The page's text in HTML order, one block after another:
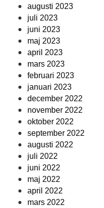
augusti 2023
juli 2023
juni 2023
maj 2023
april 2023
mars 2023
februari 2023
januari 2023
december 2022
november 2022
oktober 2022
september 2022
augusti 2022
juli 2022
juni 2022
maj 2022
april 2022
mars 2022